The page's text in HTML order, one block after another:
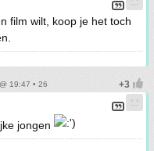
film wilt, koop je het toch
19:47 • 26
jongen